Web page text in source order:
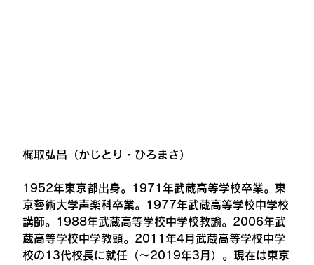
梶取弘昌（かじとり・ひろまさ）
1952年東京都出身。1971年武蔵高等学校卒業。東
京藝術大学声楽科卒業。1977年武蔵高等学校中学校
講師。1988年武蔵高等学校中学校教諭。2006年武
蔵高等学校中学教頭。2011年4月武蔵高等学校中学
校の13代校長に就任（～2019年3月）。現在は東京